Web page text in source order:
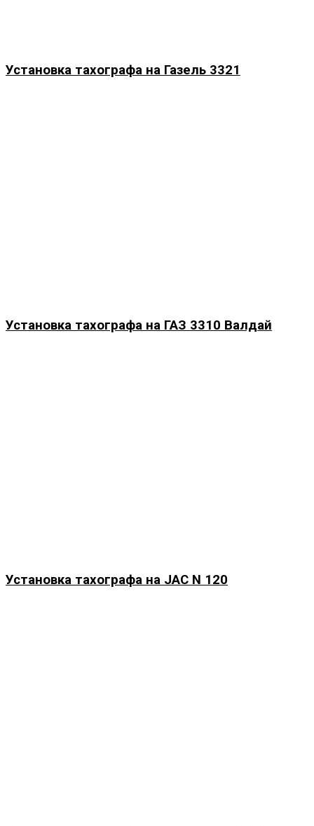
Установка тахографа на Газель 3321
Установка тахографа на ГАЗ 3310 Валдай
Установка тахографа на JAC N 120